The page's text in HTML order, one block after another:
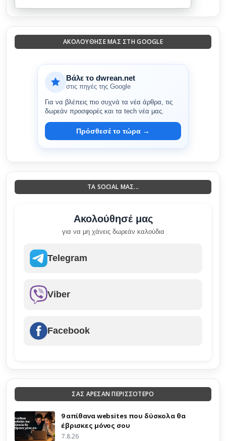
ΑΚΟΛΟΎΘΗΣΈ ΜΑΣ ΣΤΗ GOOGLE
Βάλε το dwrean.net
στις πηγές της Google
Για να βλέπεις πιο συχνά τα νέα άρθρα, τις
δωρεάν προσφορές και τα tech νέα μας.
Πρόσθεσέ το τώρα →
ΤΑ SOCIAL ΜΑΣ...
Ακολούθησέ μας
για να μη χάνεις δωρεάν καλούδια
Telegram
Viber
Facebook
ΣΑΣ ΑΡΕΣΑΝ ΠΕΡΙΣΣΟΤΕΡΟ
9 απίθανα websites που δύσκολα θα
έβρισκες μόνος σου
7.8.26